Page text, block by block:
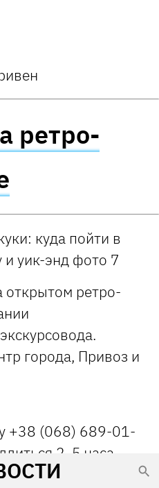
ретро-
открытом ретро-
города, Привоз и
+38 (068) 689-01-
2, 5 часа.
.